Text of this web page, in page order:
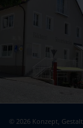
© 2026 Konzept,